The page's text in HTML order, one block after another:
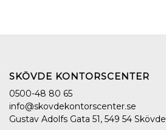
SKÖVDE KONTORSCENTER
0500-48 80 65
info@skovdekontorscenter.se
Gustav Adolfs Gata 51, 549 54 Skövde